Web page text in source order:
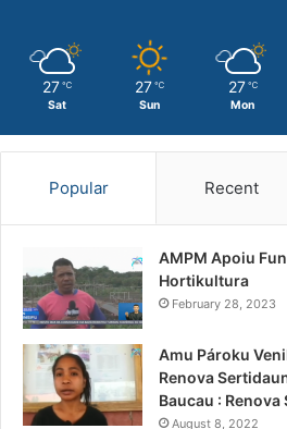
27 ℃
Sat
27 ℃
Sun
27 ℃
Mon
Popular Recent
AMPM Apoiu
Hortikultura
February 28, 2023
Amu Pároku
Renova
Baucau : Renova
August 8, 2022